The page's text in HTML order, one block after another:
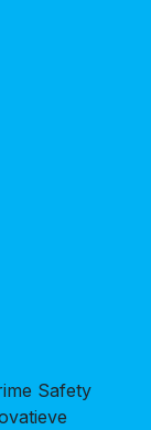
Safety